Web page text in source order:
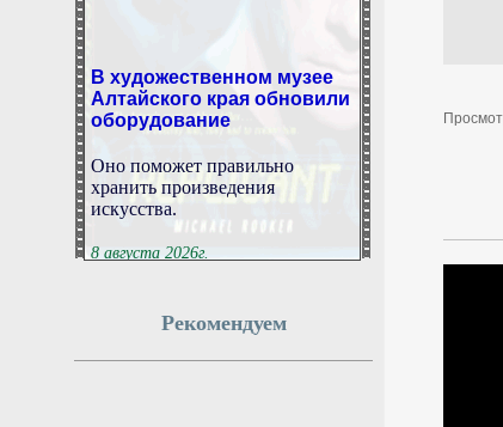
В художественном музее
Алтайского края обновили
оборудование
Оно поможет правильно
хранить произведения
искусства.
13:53:08
В Абакане построят
Рекомендуем